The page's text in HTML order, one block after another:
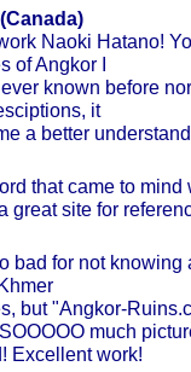
Naoki Hatano!
of Angkor I
known before
it
a better
that came to
great site for
bad for not
but "Angkor-
much
Excellent work!